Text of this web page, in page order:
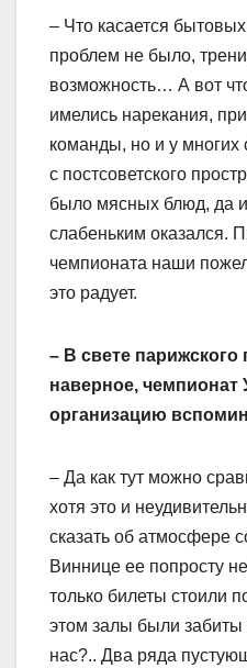
– Что касается
проблем не было,
возможность… А вот
имелись нарекания,
команды, но и у многих
с постсоветского
было мясных блюд, да
слабеньким оказался.
чемпионата наши
это радует.
– В свете парижского
наверное, чемпионат
организацию
– Да как тут можно
хотя это и
сказать об атмосфере
Виннице ее попросту
только билеты стоили
этом залы были забиты
нас?.. Два ряда